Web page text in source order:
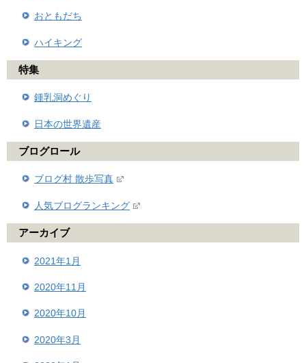
おともだち
ハイキング
特集
鍾乳洞めぐり
日本の世界遺産
ブログロール
ブログ村 散歩写真
人気ブログランキング
アーカイブ
2021年1月
2020年11月
2020年10月
2020年3月